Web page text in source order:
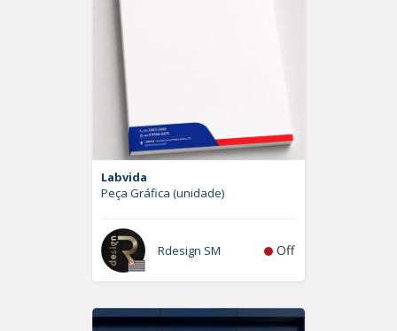
Labvida
Peça Gráfica (unidade)
Rdesign SM Off